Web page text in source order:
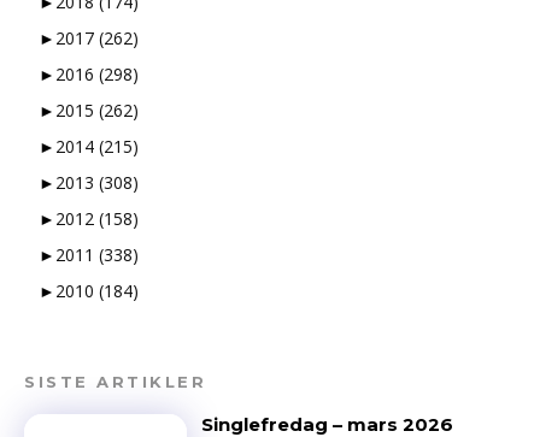
► 2017 (262)
► 2016 (298)
► 2015 (262)
► 2014 (215)
► 2013 (308)
► 2012 (158)
► 2011 (338)
► 2010 (184)
SISTE ARTIKLER
Singlefredag – mars 2026